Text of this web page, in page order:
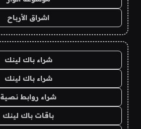
اشراق الأرباح
شراء باك لينك
شراء باك لينك
شراء روابط نصية
باقات باك لينك